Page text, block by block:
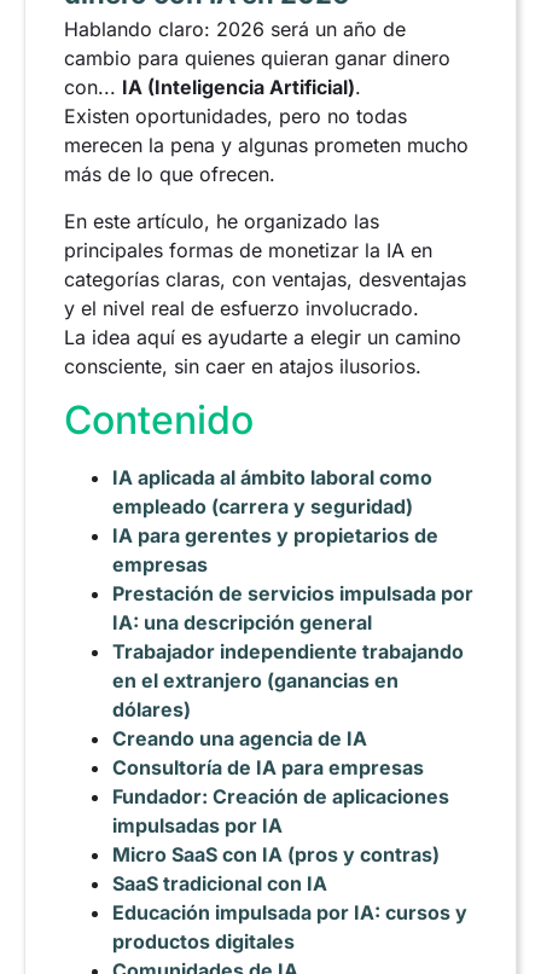
Hablando claro: 2026 será un año de
cambio para quienes quieran ganar dinero
con... IA (Inteligencia Artificial).
Existen oportunidades, pero no todas
merecen la pena y algunas prometen mucho
más de lo que ofrecen.
En este artículo, he organizado las
principales formas de monetizar la IA en
categorías claras, con ventajas, desventajas
y el nivel real de esfuerzo involucrado.
La idea aquí es ayudarte a elegir un camino
consciente, sin caer en atajos ilusorios.
Contenido
IA aplicada al ámbito laboral como
empleado (carrera y seguridad)
IA para gerentes y propietarios de
empresas
Prestación de servicios impulsada por
IA: una descripción general
Trabajador independiente trabajando
en el extranjero (ganancias en
dólares)
Creando una agencia de IA
Consultoría de IA para empresas
Fundador: Creación de aplicaciones
impulsadas por IA
Micro SaaS con IA (pros y contras)
SaaS tradicional con IA
Educación impulsada por IA: cursos y
productos digitales